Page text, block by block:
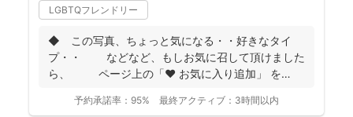
LGBTQフレンドリー
◆ この写真、ちょっと気になる・・好きなタイ
プ・・ などなど、もしお気に召して頂けました
ら、 ページ上の「❤ お気に入り追加」 を
予約承諾率： 95% 最終アクティブ： 3時間以内